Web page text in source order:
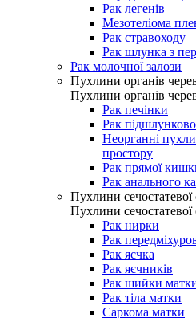
Рак легенів
Мезотеліома
Рак стравоходу
Рак шлунка з
Рак молочної залози
Пухлини органів
Пухлини органів
Рак печінки
Рак
Неорганні
простору
Рак прямої
Рак анального
Пухлини сечостатевої
Пухлини сечостатевої
Рак нирки
Рак
Рак яєчка
Рак яєчників
Рак шийки
Рак тіла матки
Саркома матки